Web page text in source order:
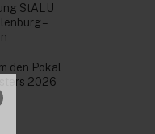
StALU
–
den Pokal
2026